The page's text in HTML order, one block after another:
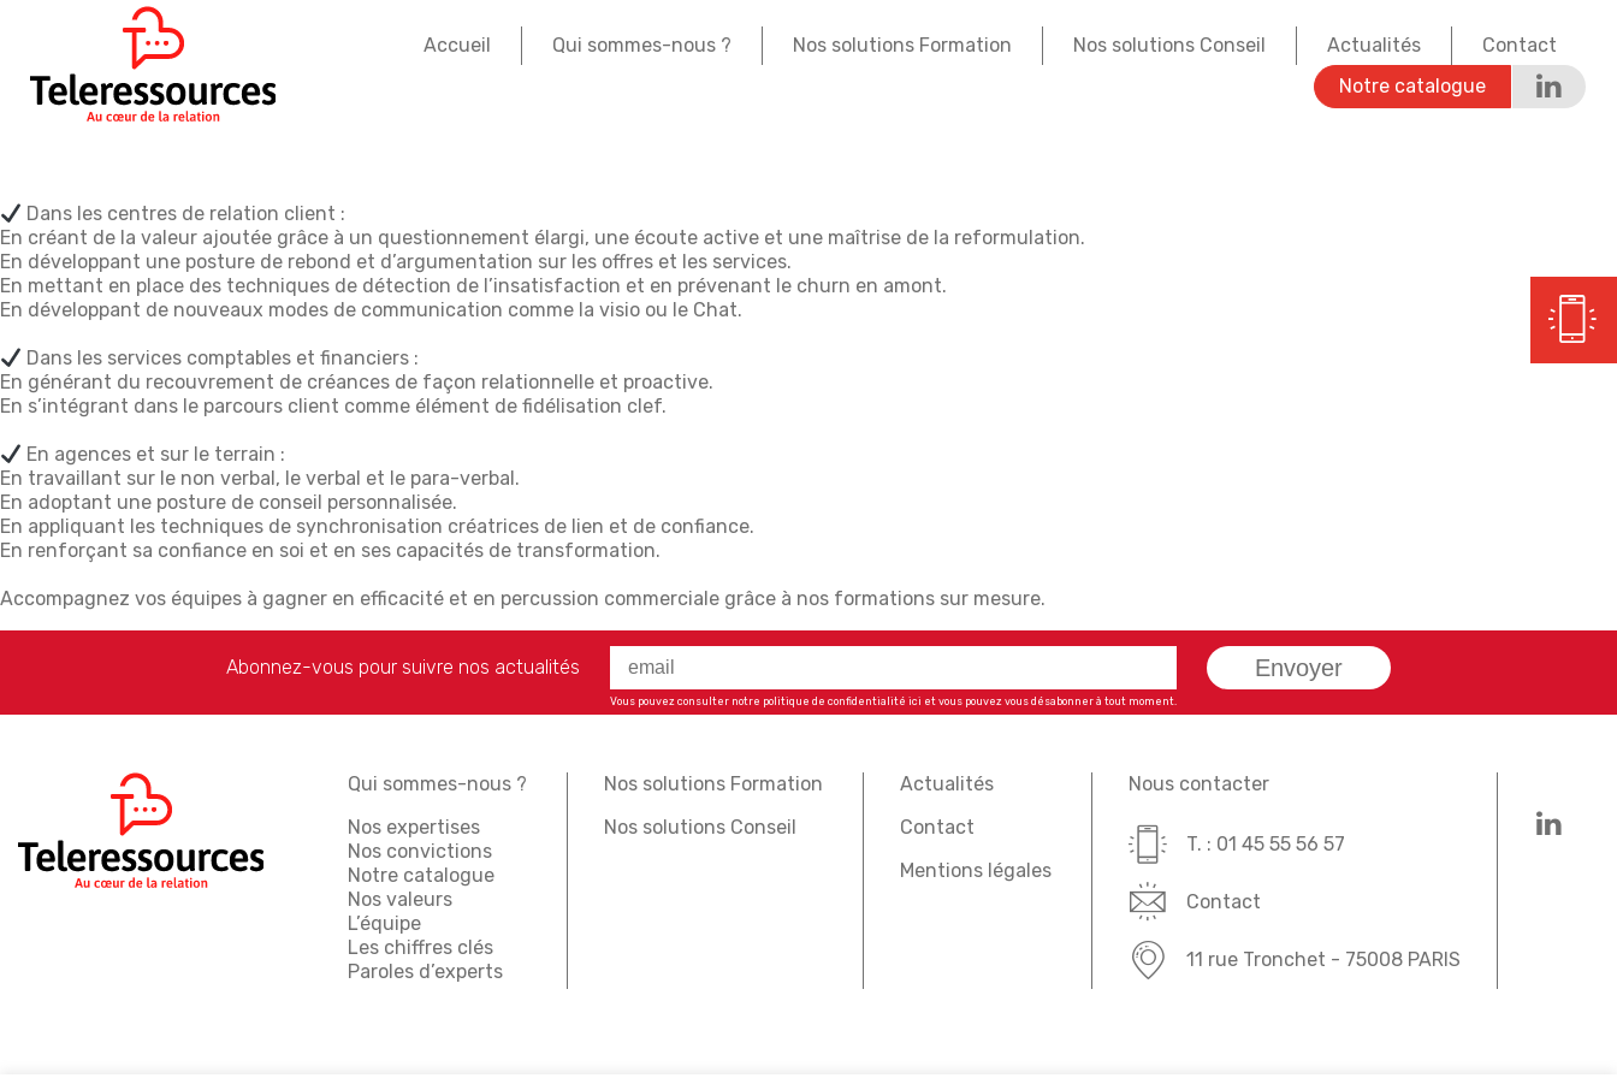
Accueil Qui sommes-nous ? Nos solutions Formation Nos solutions Conseil Actualités
Contact
Notre catalogue
Dans les centres de relation client :
En créant de la valeur ajoutée grâce à un questionnement élargi, une écoute active et une maîtrise de la reformulation.
En développant une posture de rebond et d’argumentation sur les offres et les services.
En mettant en place des techniques de détection de l’insatisfaction et en prévenant le churn en amont.
En développant de nouveaux modes de communication comme la visio ou le Chat.
Dans les services comptables et financiers :
En générant du recouvrement de créances de façon relationnelle et proactive.
En s’intégrant dans le parcours client comme élément de fidélisation clef.
En agences et sur le terrain :
En travaillant sur le non verbal, le verbal et le para-verbal.
En adoptant une posture de conseil personnalisée.
En appliquant les techniques de synchronisation créatrices de lien et de confiance.
En renforçant sa confiance en soi et en ses capacités de transformation.
Accompagnez vos équipes à gagner en efficacité et en percussion commerciale grâce à nos formations sur mesure.
Abonnez-vous pour suivre nos actualités
Vous pouvez consulter notre politique de confidentialité ici et vous pouvez vous désabonner à tout moment.
Envoyer
Qui sommes-nous ?
Nos expertises
Nos convictions
Notre catalogue
Nos valeurs
L’équipe
Les chiffres clés
Paroles d’experts
Nos solutions Formation
Nos solutions Conseil
Actualités
Contact
Mentions légales
Nous contacter
T. : 01 45 55 56 57
Contact
11 rue Tronchet - 75008 PARIS